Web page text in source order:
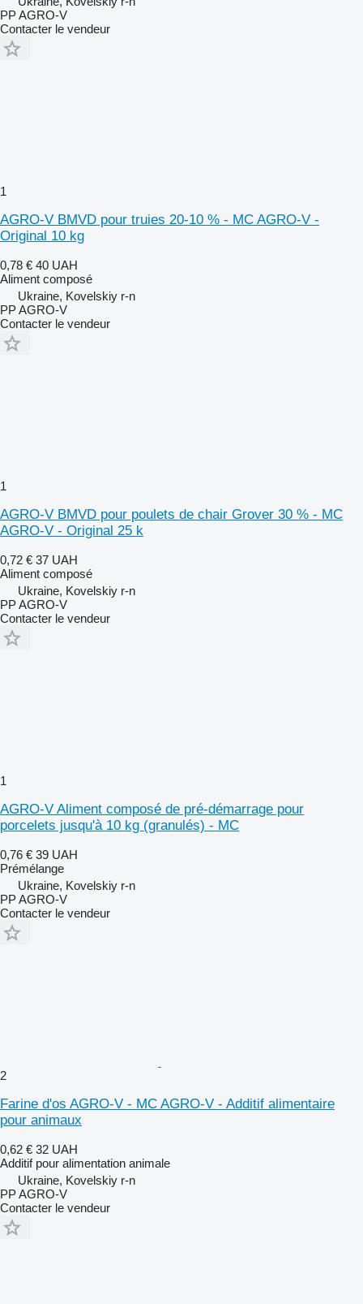
PP AGRO-V
Contacter le vendeur
1
AGRO-V BMVD pour truies 20-10 % - MC AGRO-V -
Original 10 kg
0,78 € 40 UAH
Aliment composé
Ukraine, Kovelskiy r-n
PP AGRO-V
Contacter le vendeur
1
AGRO-V BMVD pour poulets de chair Grover 30 % - MC
AGRO-V - Original 25 k
0,72 € 37 UAH
Aliment composé
Ukraine, Kovelskiy r-n
PP AGRO-V
Contacter le vendeur
1
AGRO-V Aliment composé de pré-démarrage pour
porcelets jusqu'à 10 kg (granulés) - MC
0,76 € 39 UAH
Prémélange
Ukraine, Kovelskiy r-n
PP AGRO-V
Contacter le vendeur
2
Farine d'os AGRO-V - MC AGRO-V - Additif alimentaire
pour animaux
0,62 € 32 UAH
Additif pour alimentation animale
Ukraine, Kovelskiy r-n
PP AGRO-V
Contacter le vendeur